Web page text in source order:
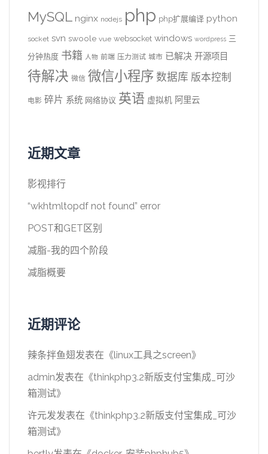
MySQL nginx nodejs php php扩展编译 python
socket svn swoole vue websocket windows wordpress 三
分钟热度 书籍 人物 前端 压力测试 城市 已解决 开源项目
待解决 微信 微信小程序 数据库 版本控制
电影 碎片 系统 网络协议 英语 虚拟机 阿里云
近期文章
影视排行
“wkhtmltopdf not found” error
POST和GET区别
减脂-我的四个阶段
减脂概要
近期评论
辣条拌鱼翅发表在《linux工具之screen》
admin发表在《thinkphp3.2新版支付宝集成_可沙
箱测试》
许元发发表在《thinkphp3.2新版支付宝集成_可沙
箱测试》